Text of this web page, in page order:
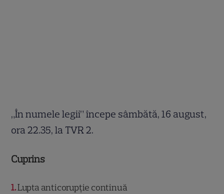
„În numele legii” începe sâmbătă, 16 august,
ora 22.35, la TVR 2.
Cuprins
1 Lupta anticorupţie continuă